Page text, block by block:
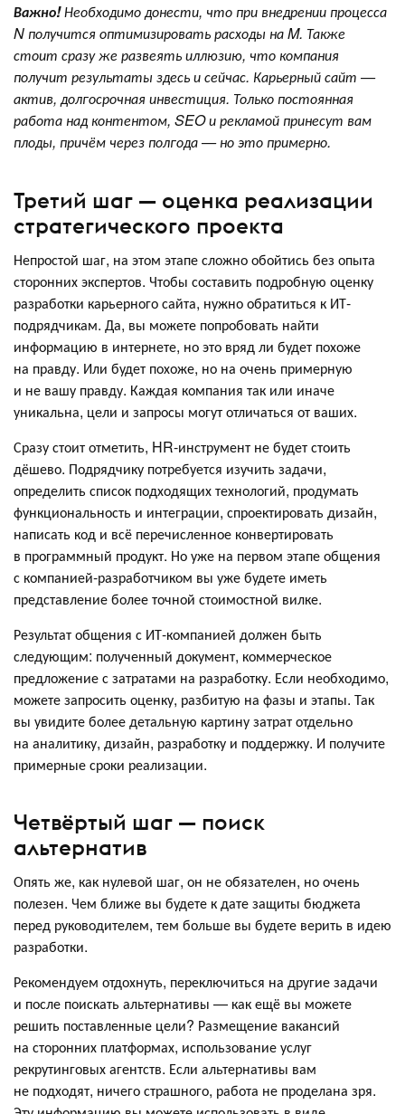
Важно!Необходимо донести, что при внедрении процесса
N получится оптимизировать расходы на M. Также
стоит сразу же развеять иллюзию, что компания
получит результаты здесь и сейчас. Карьерный сайт —
актив, долгосрочная инвестиция. Только постоянная
работа над контентом, SEO и рекламой принесут вам
плоды, причём через полгода — но это примерно.
Третий шаг — оценка реализации
стратегического проекта
Непростой шаг, на этом этапе сложно обойтись без опыта
сторонних экспертов. Чтобы составить подробную оценку
разработки карьерного сайта, нужно обратиться к ИТ-
подрядчикам. Да, вы можете попробовать найти
информацию в интернете, но это вряд ли будет похоже
на правду. Или будет похоже, но на очень примерную
и не вашу правду. Каждая компания так или иначе
уникальна, цели и запросы могут отличаться от ваших.
Сразу стоит отметить, HR-инструмент не будет стоить
дёшево. Подрядчику потребуется изучить задачи,
определить список подходящих технологий, продумать
функциональность и интеграции, спроектировать дизайн,
написать код и всё перечисленное конвертировать
в программный продукт. Но уже на первом этапе общения
с компанией-разработчиком вы уже будете иметь
представление более точной стоимостной вилке.
Результат общения с ИТ-компанией должен быть
следующим: полученный документ, коммерческое
предложение с затратами на разработку. Если необходимо,
можете запросить оценку, разбитую на фазы и этапы. Так
вы увидите более детальную картину затрат отдельно
на аналитику, дизайн, разработку и поддержку. И получите
примерные сроки реализации.
Четвёртый шаг — поиск
альтернатив
Опять же, как нулевой шаг, он не обязателен, но очень
полезен. Чем ближе вы будете к дате защиты бюджета
перед руководителем, тем больше вы будете верить в идею
разработки.
Рекомендуем отдохнуть, переключиться на другие задачи
и после поискать альтернативы — как ещё вы можете
решить поставленные цели? Размещение вакансий
на сторонних платформах, использование услуг
рекрутинговых агентств. Если альтернативы вам
не подходят, ничего страшного, работа не проделана зря.